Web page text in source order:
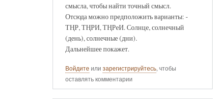
смысла, чтобы найти точный смысл.
Отсюда можно предположить варианты: -
ТҢР, ТҢРИ, ТҢРеИ. Солнце, солнечный
(день), солнечные (дни).
Дальнейшее покажет.
Войдите или зарегистрируйтесь, чтобы
оставлять комментарии